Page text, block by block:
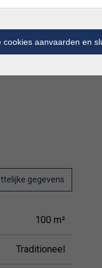
kast - 2
gegevens
100 m²
Traditioneel
cookies aanvaarden en